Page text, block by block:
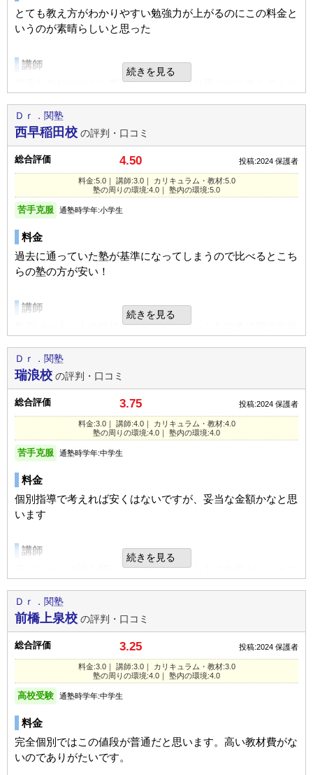
成績/偏差値推移 入塾時:
塾の雰囲気
不適切な口コミを報告する
洲本校の教室情報を見る
1日あたりの授業時間 1～2時間
成績/偏差値推移 入塾時:平均→入塾後:
塾の雰囲気
自由
不適切な口コミを報告する
ます。
自習室があり自由に使える。コマがない日も行けるので
助かります。教室も綺麗。
入塾理由
面倒見の良さと毎日自習に通えるので勉強する習慣が出来
た。家だと出来ないので。
補講という形で普段取っていない科目も面倒見ていただけま
宿題
量はプリントと教科書少しなので無理なく学校の宿題と並行
塾の時間が遅い時間帯だった為、送迎。年に数回の塾長との
三者面談に行きました。
良いところや要望
生徒の先生のコミュニケーションが取れていて授業も楽しく
無理なく通えました。基礎重視の塾です。
その他気づいたこと、感じたこと
大体は同じですが講師が変わるのがどんなもんなのかと親的
には思いますが本人は特に気にしていませんでした。
総合評価
基礎重視なので塾へ通う前、あまり成績がいい子ではない子
むけの塾かなと思います。
利用内容
通っていた学校 公立中学校
進学できた学校 公立高校
通塾の目的
1日あたりの授業時間
とても教え方がわかりやすい勉強力が上がるのにこの料金と
いうのが素晴らしいと思った
講師
苦手な教科の中から苦手なところをより重心的に教えてくれ
カリキュラム
とても問題がわかりやすいけれどポイントやコツがあまり書
塾の周りの環境
と思われます！あと駐輪場もあるので自転車通学でもとても
通いやすいです！
定期的に掃除ロボットが掃除しているので清潔で良いと思い
入塾理由
数学と社会が苦手だと言っていたので克服されようと子供と
相談してこの塾への入塾を決定しました。
前年度のテスト問題を印刷してそれぞれの学年で対策してま
良いところや要望
全体的に清潔で、犬や、猫などがいないのでアレルギーの方
宿題を何らかの理由で忘れたとしても子供たちのストレスに
ならないように優しく接していました！
総合評価
教え方が思っていたよりどの子供にも優しく丁寧に一つ一つ
教えていて子供も楽しいと言っていました！
利用内容
通っていた学校 私立小学校
進学できた学校
続きを見る
Ｄｒ．関塾
西早稲田校 の評判・口コミ
総合評価 4.50 投稿:2024 保護者
料金:5.0｜ 講師:3.0｜ カリキュラム・教材:5.0
塾の周りの環境:4.0｜ 塾内の環境:5.0
苦手克服 通塾時学年:小学生
料金
過去に通っていた塾が基準になってしまうので比べるとこち
らの塾の方が安い！
講師
塾長は一人一人の性格など把握しフランクな印象で親の立場
喜ぶがあまり身についてない模様。嫌な先生がいて通いたく
ないとはならない点はありがたいが授業の質はイマイチかと
思う
カリキュラム
教材は子どもの出来具合に合わせてたくさん提案があり選べ
て良かった。
塾の周りの環境
バス停の近くなので通いやすい方もいると思いますが主にみ
ります。
塾内の環境
新規開講ということもあり施設、設備面は言うことないくら
いに綺麗です。パーソナルスペースも確保されている環境で
す
苦手な算数に特化して学習でき新規開校の塾だったためこち
らの都合でスケジュールが取れた点が良く決めました。
定期テスト
定期テスト対策はまだ小学生だからなのか提案されたことは
続きを見る
Ｄｒ．関塾
瑞浪校 の評判・口コミ
総合評価 3.75 投稿:2024 保護者
料金:3.0｜ 講師:4.0｜ カリキュラム・教材:4.0
塾の周りの環境:4.0｜ 塾内の環境:4.0
苦手克服 通塾時学年:中学生
料金
個別指導で考えれば安くはないですが、妥当な金額かなと思
います
講師
子どもからの話を聞くと、聞きやすいしあの先生がいいとの
記録も苦手なところが具体的に挙げられていたため
ただ、テスト前だったりすると該当科目の質問も答えてくれ
るとの事だったので臨機応変に対応してくださっているのか
なと思います
塾の周りの環境
駅が近いので夜でも道が比較的明るくていい
続きを見る
Ｄｒ．関塾
前橋上泉校 の評判・口コミ
総合評価 3.25 投稿:2024 保護者
料金:3.0｜ 講師:3.0｜ カリキュラム・教材:3.0
塾の周りの環境:4.0｜ 塾内の環境:4.0
高校受験 通塾時学年:中学生
料金
完全個別ではこの値段が普通だと思います。高い教材費がな
いのでありがたいです。